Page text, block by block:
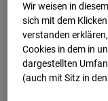
Wir weisen in
sich mit dem
ver­standen
Cookies in dem in
dargestellten
(auch mit Sitz in